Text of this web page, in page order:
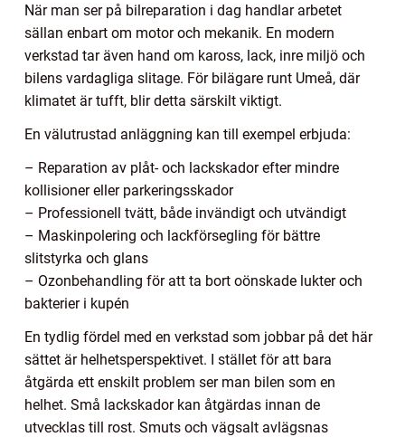
När man ser på bilreparation i dag handlar arbetet
sällan enbart om motor och mekanik. En modern
verkstad tar även hand om kaross, lack, inre miljö och
bilens vardagliga slitage. För bilägare runt Umeå, där
klimatet är tufft, blir detta särskilt viktigt.
En välutrustad anläggning kan till exempel erbjuda:
– Reparation av plåt- och lackskador efter mindre
kollisioner eller parkeringsskador
– Professionell tvätt, både invändigt och utvändigt
– Maskinpolering och lackförsegling för bättre
slitstyrka och glans
– Ozonbehandling för att ta bort oönskade lukter och
bakterier i kupén
En tydlig fördel med en verkstad som jobbar på det här
sättet är helhetsperspektivet. I stället för att bara
åtgärda ett enskilt problem ser man bilen som en
helhet. Små lackskador kan åtgärdas innan de
utvecklas till rost. Smuts och vägsalt avlägsnas